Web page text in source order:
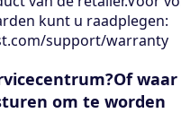
kunt u raadplegen:
support/warranty
om te worden